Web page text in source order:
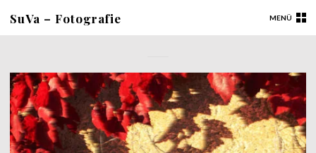
MENÜ
SuVa – Fotografie